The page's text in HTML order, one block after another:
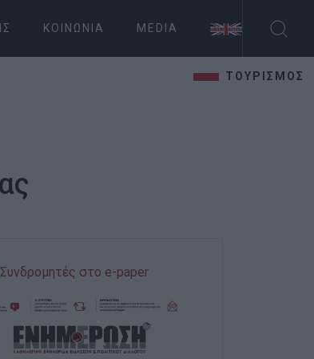
ΚΟΙΝΩΝΊΑ MEDIA
ΤΟΥΡΙΣΜΟΣ
Συνδρομητές στο e-paper